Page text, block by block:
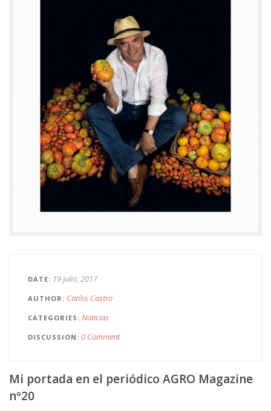
DATE 19 julio, 2017
AUTHOR Carlos Castro
CATEGORIES Noticias
DISCUSSION 0 Comment
Mi portada en el periódico AGRO Magazine
nº20